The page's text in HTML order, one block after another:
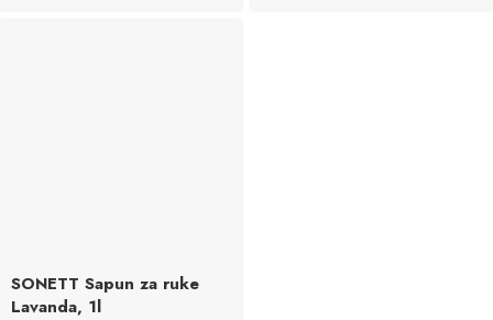
SONETT Sapun za ruke
Lavanda, 1l